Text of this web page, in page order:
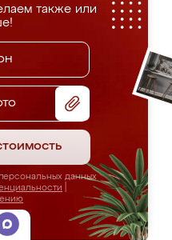
также или
данных